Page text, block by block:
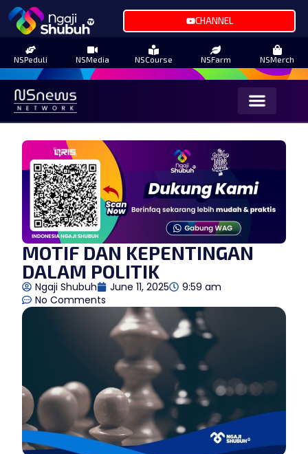
CHANNEL
NSPeduli NSMedia NSCourse NSFarm NSMerch
MOTIF DAN KEPENTINGAN
DALAM POLITIK
Ngaji Shubuh June 11, 2025
9:59 am
No Comments